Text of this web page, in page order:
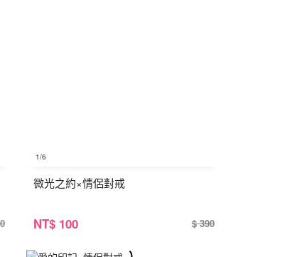
1/6
微光之約×情侶對戒
NT$ 100 $ 390